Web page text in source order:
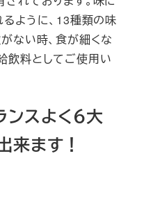
ように、13種類の味
ない時、食が細くな
飲料としてご使用い
スよく６大
来ます！